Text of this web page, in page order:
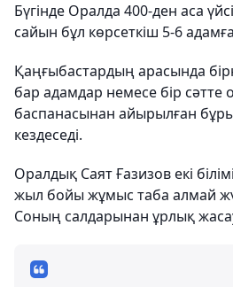
Бүгінде Оралда 400-ден аса
сайын бұл көрсеткіш 5-6
Қаңғыбастардың арасында
бар адамдар немесе бір сәтте
баспанасынан айырылған
кездеседі.
Оралдық Саят Ғазизов екі
жыл бойы жұмыс таба алмай
Соның салдарынан ұрлық